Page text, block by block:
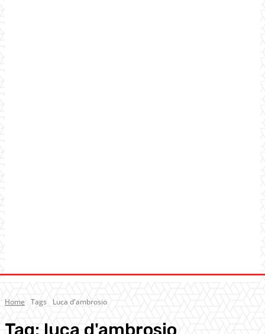
Home Tags Luca d'ambrosio